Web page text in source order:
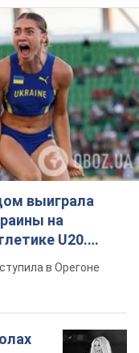
выиграла
на
U20.
в Орегоне